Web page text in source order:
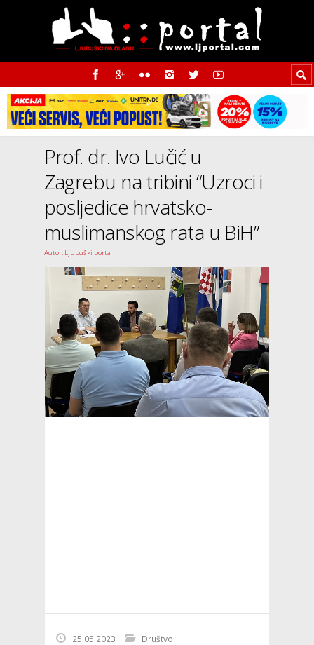
Prof. dr. Ivo Lučić u
Zagrebu na tribini “Uzroci i
posljedice hrvatsko-
muslimanskog rata u BiH”
Autor: Ljubuški portal
25.05.2023 Društvo